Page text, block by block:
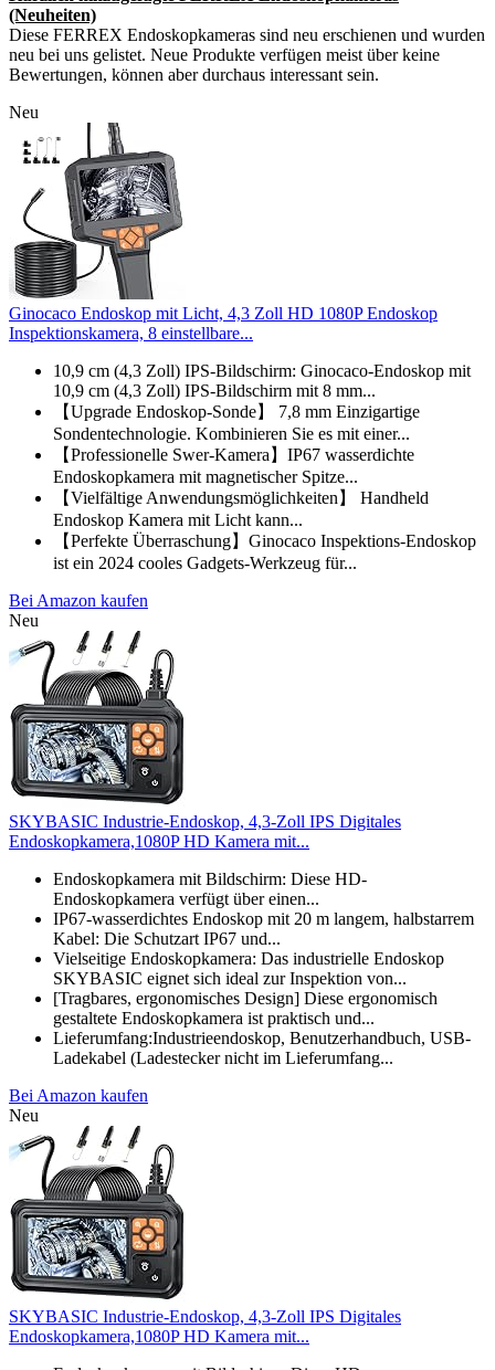
(Neuheiten)
Diese FERREX Endoskopkameras sind neu erschienen und wurden
neu bei uns gelistet. Neue Produkte verfügen meist über keine
Bewertungen, können aber durchaus interessant sein.
Neu
Ginocaco Endoskop mit Licht, 4,3 Zoll HD 1080P Endoskop
Inspektionskamera, 8 einstellbare...
10,9 cm (4,3 Zoll) IPS-Bildschirm: Ginocaco-Endoskop mit
10,9 cm (4,3 Zoll) IPS-Bildschirm mit 8 mm...
【Upgrade Endoskop-Sonde】 7,8 mm Einzigartige
Sondentechnologie. Kombinieren Sie es mit einer...
【Professionelle Swer-Kamera】IP67 wasserdichte
Endoskopkamera mit magnetischer Spitze...
【Vielfältige Anwendungsmöglichkeiten】 Handheld
Endoskop Kamera mit Licht kann...
【Perfekte Überraschung】Ginocaco Inspektions-Endoskop
ist ein 2024 cooles Gadgets-Werkzeug für...
Bei Amazon kaufen
Neu
SKYBASIC Industrie-Endoskop, 4,3-Zoll IPS Digitales
Endoskopkamera,1080P HD Kamera mit...
Endoskopkamera mit Bildschirm: Diese HD-
Endoskopkamera verfügt über einen...
IP67-wasserdichtes Endoskop mit 20 m langem, halbstarrem
Kabel: Die Schutzart IP67 und...
Vielseitige Endoskopkamera: Das industrielle Endoskop
SKYBASIC eignet sich ideal zur Inspektion von...
[Tragbares, ergonomisches Design] Diese ergonomisch
gestaltete Endoskopkamera ist praktisch und...
Lieferumfang:Industrieendoskop, Benutzerhandbuch, USB-
Ladekabel (Ladestecker nicht im Lieferumfang...
Bei Amazon kaufen
Neu
SKYBASIC Industrie-Endoskop, 4,3-Zoll IPS Digitales
Endoskopkamera,1080P HD Kamera mit...